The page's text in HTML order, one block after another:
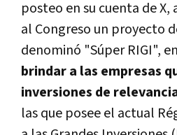
posteo en su cuenta de X,
al Congreso un proyecto
denominó "Súper RIGI",
brindar a las empresas
inversiones de
las que posee el actual